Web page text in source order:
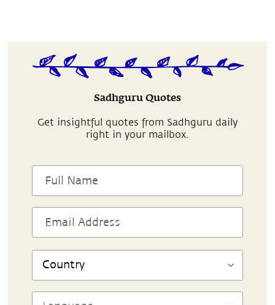
Sadhguru Quotes
Get insightful quotes from Sadhguru daily
right in your mailbox.